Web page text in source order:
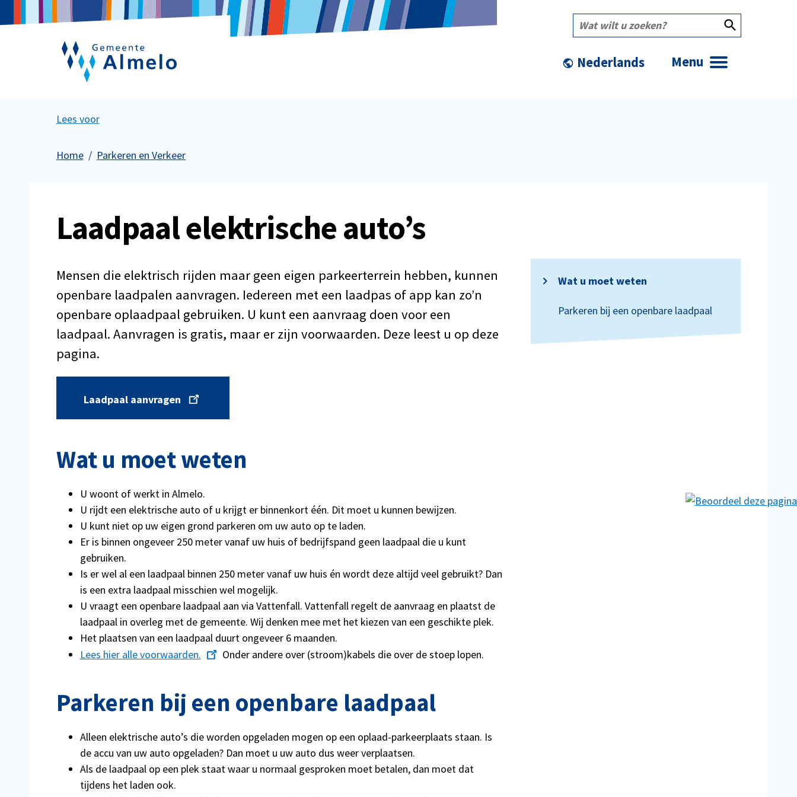
Menu
Wat
wilt
zoeken?
Lees voor
Home Parkeren en Verkeer
Laadpaal elektrische auto’s
Wat u moet weten
Parkeren bij een openbare laadpaal
Mensen die elektrisch rijden maar geen eigen parkeerterrein hebben, kunnen
openbare laadpalen aanvragen. Iedereen met een laadpas of app kan zo’n
openbare oplaadpaal gebruiken. U kunt een aanvraag doen voor een
laadpaal. Aanvragen is gratis, maar er zijn voorwaarden. Deze leest u op deze
pagina.
Laadpaal aanvragen
Wat u moet weten
U woont of werkt in Almelo.
U rijdt een elektrische auto of u krijgt er binnenkort één. Dit moet u kunnen bewijzen.
U kunt niet op uw eigen grond parkeren om uw auto op te laden.
Er is binnen ongeveer 250 meter vanaf uw huis of bedrijfspand geen laadpaal die u kunt
gebruiken.
Is er wel al een laadpaal binnen 250 meter vanaf uw huis én wordt deze altijd veel gebruikt? Dan
is een extra laadpaal misschien wel mogelijk.
U vraagt een openbare laadpaal aan via Vattenfall. Vattenfall regelt de aanvraag en plaatst de
laadpaal in overleg met de gemeente. Wij denken mee met het kiezen van een geschikte plek.
Het plaatsen van een laadpaal duurt ongeveer 6 maanden.
Lees hier alle voorwaarden.
Onder andere over (stroom)kabels die over de stoep lopen.
Parkeren bij een openbare laadpaal
Alleen elektrische auto’s die worden opgeladen mogen op een oplaad-parkeerplaats staan. Is
de accu van uw auto opgeladen? Dan moet u uw auto dus weer verplaatsen.
Als de laadpaal op een plek staat waar u normaal gesproken moet betalen, dan moet dat
tijdens het laden ook.